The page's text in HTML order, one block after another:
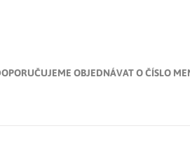
OBJEDNÁVAT O ČÍSLO